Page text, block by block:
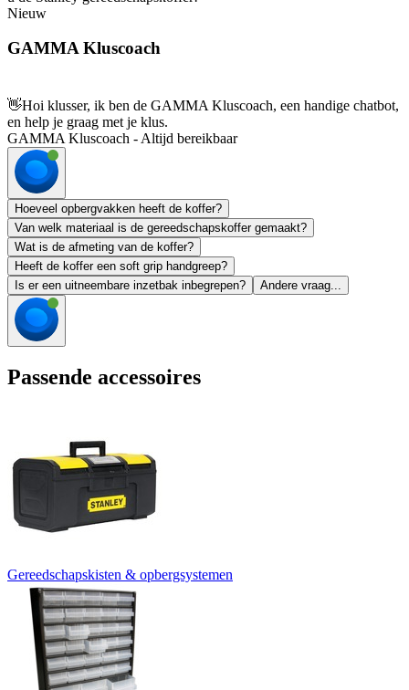
Nieuw
GAMMA Kluscoach
👋Hoi klusser, ik ben de GAMMA Kluscoach, een handige chatbot,
en help je graag met je klus.
GAMMA Kluscoach - Altijd bereikbaar
Hoeveel opbergvakken heeft de koffer?
Van welk materiaal is de gereedschapskoffer gemaakt?
Wat is de afmeting van de koffer?
Heeft de koffer een soft grip handgreep?
Is er een uitneembare inzetbak inbegrepen?
Andere vraag...
Passende accessoires
Gereedschapskisten & opbergsystemen